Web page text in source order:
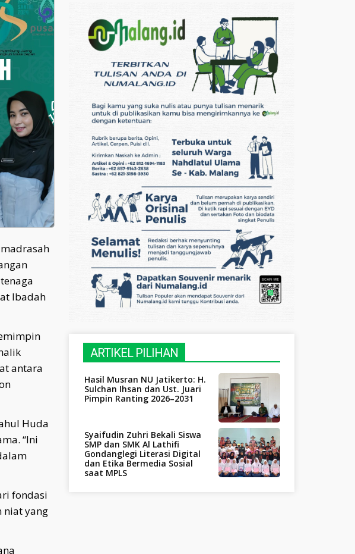
Ibadah
antara
Huda
“Ini
fondasi
niat yang
ARTIKEL PILIHAN
Hasil Musran NU Jatikerto: H.
Sulchan Ihsan dan Ust. Juari
Pimpin Ranting 2026–2031
Syaifudin Zuhri Bekali Siswa
SMP dan SMK Al Lathifi
Gondanglegi Literasi Digital
dan Etika Bermedia Sosial
saat MPLS